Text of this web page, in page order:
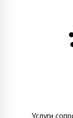
Услуги